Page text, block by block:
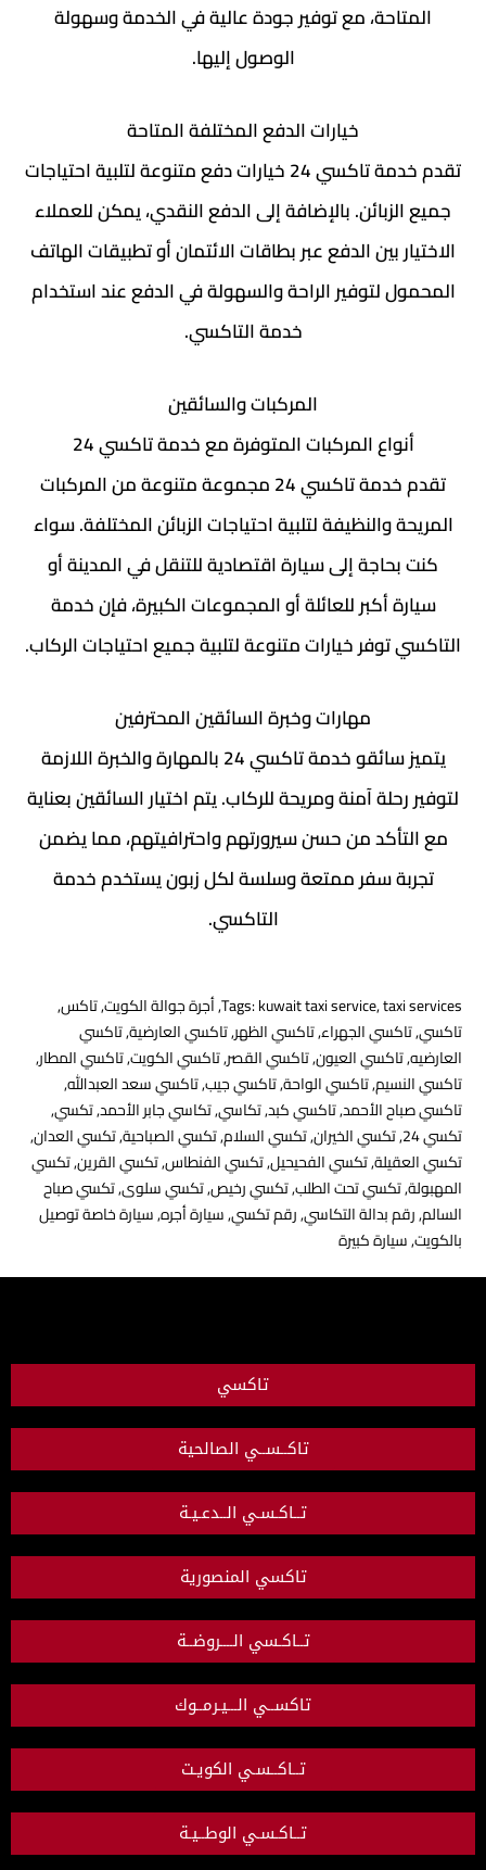
المتاحة، مع توفير جودة عالية في الخدمة وسهولة
الوصول إليها.
خيارات الدفع المختلفة المتاحة
تقدم خدمة تاكسي 24 خيارات دفع متنوعة لتلبية احتياجات
جميع الزبائن. بالإضافة إلى الدفع النقدي، يمكن للعملاء
الاختيار بين الدفع عبر بطاقات الائتمان أو تطبيقات الهاتف
المحمول لتوفير الراحة والسهولة في الدفع عند استخدام
خدمة التاكسي.
المركبات والسائقين
أنواع المركبات المتوفرة مع خدمة تاكسي 24
تقدم خدمة تاكسي 24 مجموعة متنوعة من المركبات
المريحة والنظيفة لتلبية احتياجات الزبائن المختلفة. سواء
كنت بحاجة إلى سيارة اقتصادية للتنقل في المدينة أو
سيارة أكبر للعائلة أو المجموعات الكبيرة، فإن خدمة
التاكسي توفر خيارات متنوعة لتلبية جميع احتياجات الركاب.
مهارات وخبرة السائقين المحترفين
يتميز سائقو خدمة تاكسي 24 بالمهارة والخبرة اللازمة
لتوفير رحلة آمنة ومريحة للركاب. يتم اختيار السائقين بعناية
مع التأكد من حسن سيرورتهم واحترافيتهم، مما يضمن
تجربة سفر ممتعة وسلسة لكل زبون يستخدم خدمة
التاكسي.
Tags:kuwait taxi service,taxi services
,أجرة جوالة الكويت,تاكس,
تاكسي,تاكسي الجهراء,تاكسي الظهر,تاكسي العارضية,تاكسي
العارضيه,تاكسي العيون,تاكسي القصر,تاكسي الكويت,تاكسي المطار,
تاكسي النسيم,تاكسي الواحة,تاكسي جيب,تاكسي سعد العبدالله,
تاكسي صباح الأحمد,تاكسي كبد,تكاسي,تكاسي جابر الأحمد,تكسي,
تكسي 24
,تكسي الخيران,تكسي السلام,تكسي الصباحية,تكسي العدان,
تكسي العقيلة,تكسي الفحيحيل,تكسي الفنطاس,تكسي القرين,تكسي
المهبولة,تكسي تحت الطلب,تكسي رخيص,تكسي سلوى,تكسي صباح
السالم,رقم بدالة التكاسي,رقم تكسي,سيارة أجره,سيارة خاصة توصيل
بالكويت,سيارة كبيرة
تاكسي
تاكــســي الصالحية
تــاكـسـي الــدعـيـة
تاكسي المنصورية
تــاكـسي الــــروضــة
تاكســي الـــيـرمــوك
تــاكــسـي الكويـت
تــاكـسـي الوطــيـة